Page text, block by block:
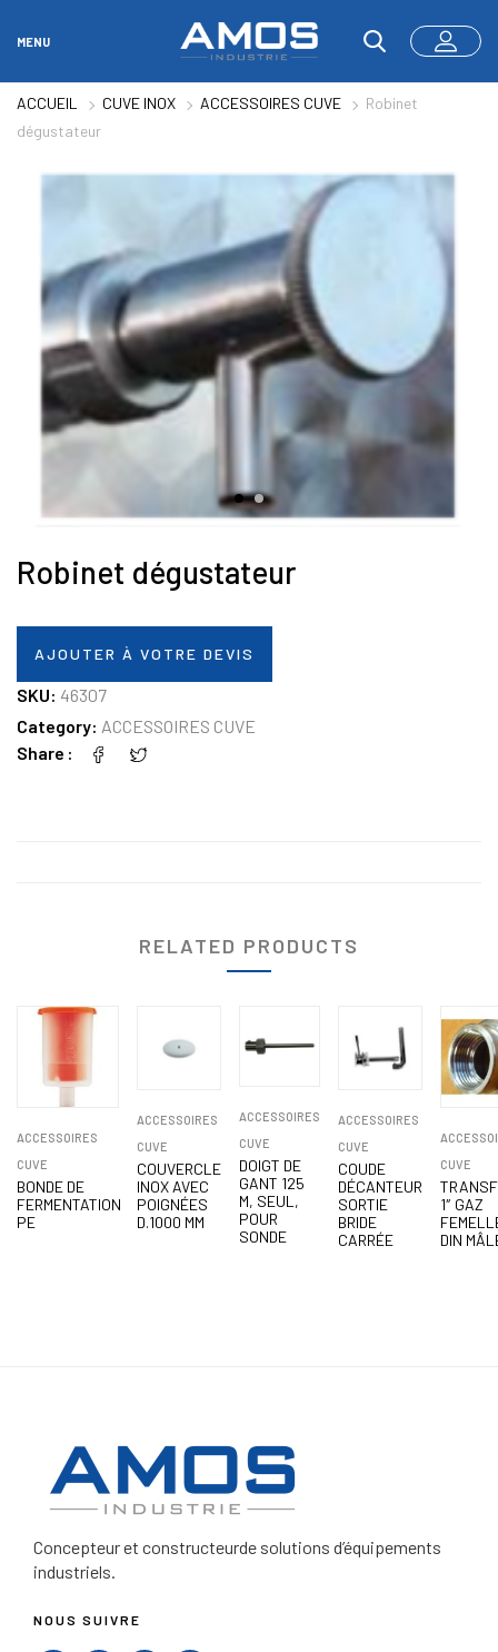
MENU
ACCUEIL CUVE INOX ACCESSOIRES CUVE
Robinet
dégustateur
Robinet dégustateur
AJOUTER À VOTRE DEVIS
SKU: 46307
Category: ACCESSOIRES CUVE
Share
RELATED PRODUCTS
ACCESSOIRES
CUVE
BONDE DE
FERMENTATION
PE
ACCESSOIRES
CUVE
COUVERCLE
INOX AVEC
POIGNÉES
D.1000 MM
ACCESSOIRES
CUVE
DOIGT DE
GANT 125
M, SEUL,
POUR
SONDE
ACCESSOIRES
CUVE
COUDE
DÉCANTEUR
SORTIE
BRIDE
CARRÉE
CUVE
1″ GAZ
DIN
Concepteur et constructeurde solutions d’équipements
industriels.
NOUS SUIVRE